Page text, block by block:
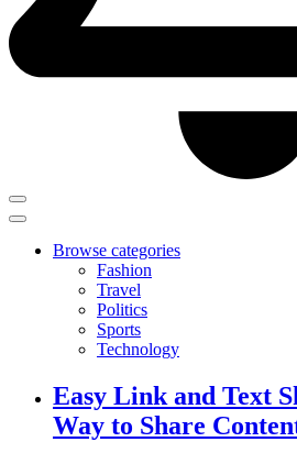
Browse categories
Fashion
Travel
Politics
Sports
Technology
Easy Link and Text
Way to Share